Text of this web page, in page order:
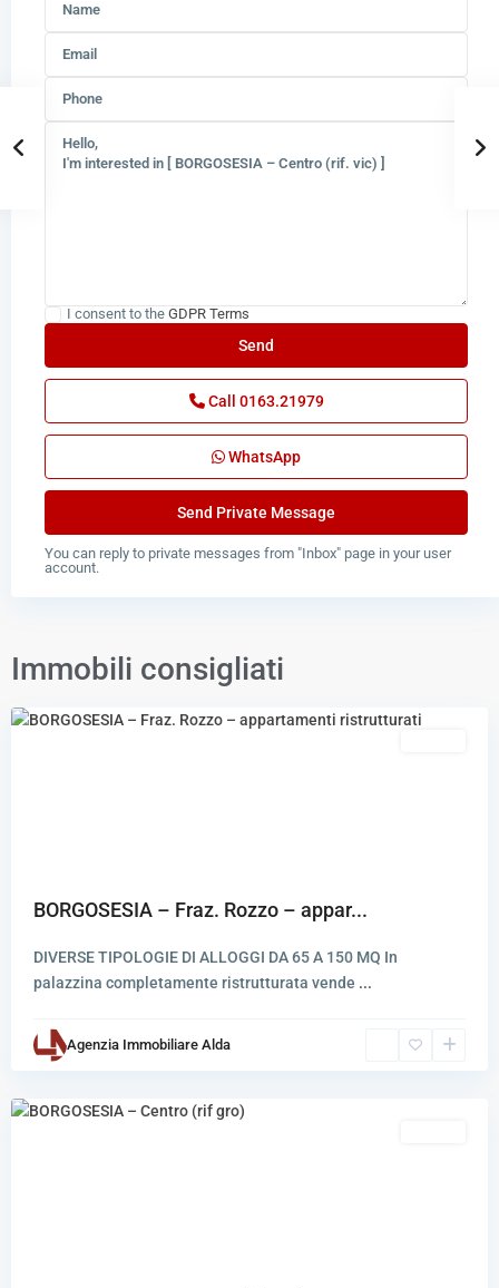
I consent to the GDPR Terms
Call 0163.21979
WhatsApp
You can reply to private messages from "Inbox" page in your user
account.
Immobili consigliati
Borgosesia,
Valduggia
BORGOSESIA – Fraz. Rozzo – appar...
DIVERSE TIPOLOGIE DI ALLOGGI DA 65 A 150 MQ In
palazzina completamente ristrutturata vende ...
Agenzia Immobiliare Alda
Borgosesia
Borgosesia,